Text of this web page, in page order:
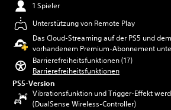
1 Spieler
Unterstützung von Remote Play
Das Cloud-Streaming auf der PS5 und
vorhandenem Premium-Abonnement
Barrierefreiheitsfunktionen (17)
Barrierefreiheitsfunktionen
PS5-Version
Vibrationsfunktion und Trigger-Effekt
(DualSense Wireless-Controller)